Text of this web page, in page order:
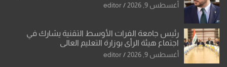
أغسطس 9, 2026 editor
رئيس جامعة الفرات الأوسط التقنية يشارك في
اجتماع هيئة الرأي بوزارة التعليم العالي
أغسطس 9, 2026 editor